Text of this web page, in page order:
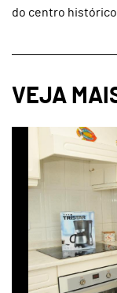
do centro histórico.